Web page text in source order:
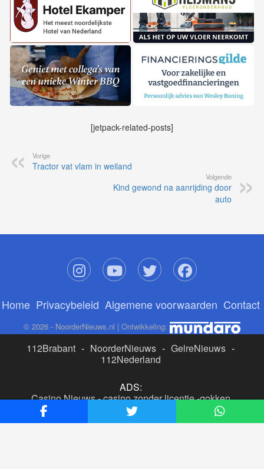
[jetpack-related-posts]
Vorige
Tractor vat vlam in weiland
Volgende
Kind gewond na aanrijding door
auto
Home Privacybeleid Algemene voorwaarden Contact
© 2026 - NoorderNieuws.nl | Ontwikkeling:
112Brabant - NoorderNieuws - GelreNieuws -
112Nederland
ADS:
Casino Nieuws-casino zonder licentie-gokken
buitenlandse site
beste online casino nederland